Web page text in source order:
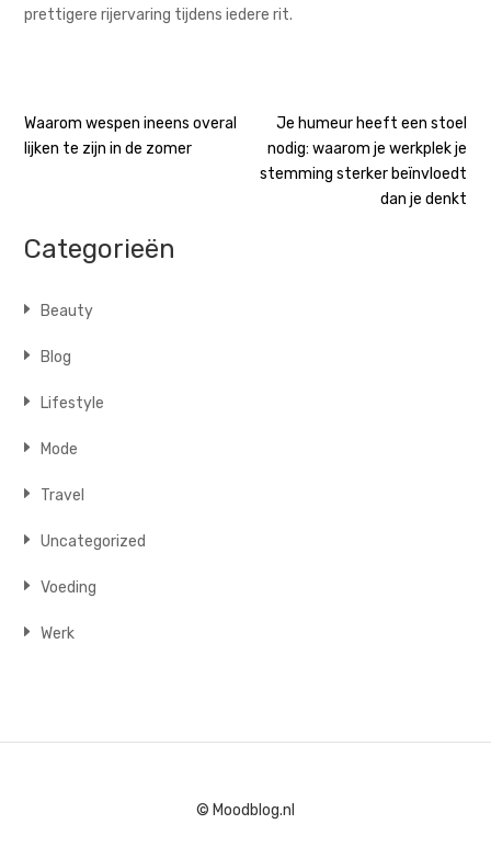
prettigere rijervaring tijdens iedere rit.
Bericht
navigatie
Waarom wespen ineens overal
lijken te zijn in de zomer
Je humeur heeft een stoel
nodig: waarom je werkplek je
stemming sterker beïnvloedt
dan je denkt
Categorieën
Beauty
Blog
Lifestyle
Mode
Travel
Uncategorized
Voeding
Werk
© Moodblog.nl